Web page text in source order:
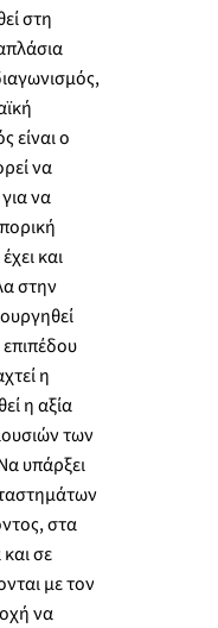
στη
είναι ο
να
να
και
στην
η
η αξία
των
υπάρξει
στα
σε
με τον
να